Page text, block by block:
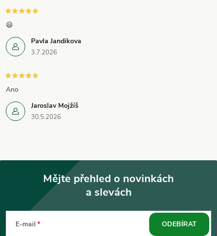
Pavla Jandikova
3.7.2026
😃
Jaroslav Mojžíš
30.5.2026
Ano
Mějte přehled o novinkách
a slevách
E-mail ODEBÍRAT